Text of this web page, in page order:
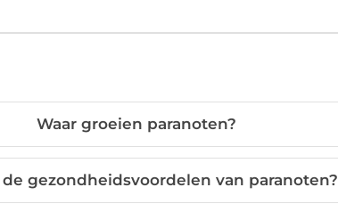
Waar groeien paranoten?
gezondheidsvoordelen van paranoten?